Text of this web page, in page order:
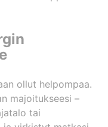
ollut helpompaa.
majoitukseesi –
tai